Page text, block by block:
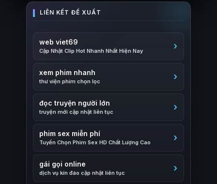
web viet69
Cập Nhật Clip Hot Nhanh Nhất Hiện Nay
xem phim nhanh
thư viện phim chọn lọc
đọc truyện người lớn
truyện mới cập nhật liên tục
phim sex miễn phí
Tuyển Chọn Phim Sex HD Chất Lượng Cao
gái gọi online
dịch vụ kín đáo cập nhật liên tục